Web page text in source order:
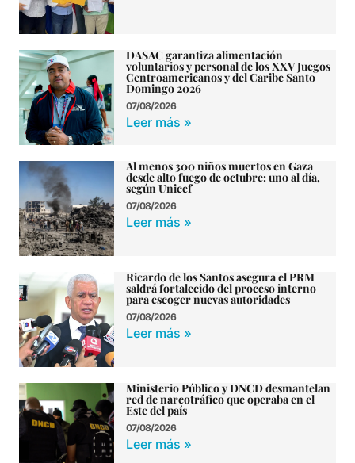
DASAC garantiza alimentación
voluntarios y personal de los XXV Juegos
Centroamericanos y del Caribe Santo
Domingo 2026
07/08/2026
Leer más »
Al menos 300 niños muertos en Gaza
desde alto fuego de octubre: uno al día,
según Unicef
07/08/2026
Leer más »
Ricardo de los Santos asegura el PRM
saldrá fortalecido del proceso interno
para escoger nuevas autoridades
07/08/2026
Leer más »
Ministerio Público y DNCD desmantelan
red de narcotráfico que operaba en el
Este del país
07/08/2026
Leer más »